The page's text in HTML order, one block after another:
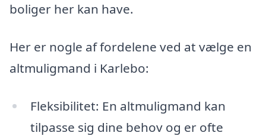
boliger her kan have.
Her er nogle af fordelene ved at vælge en
altmuligmand i Karlebo:
Fleksibilitet: En altmuligmand kan
tilpasse sig dine behov og er ofte